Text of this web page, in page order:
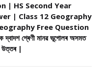
| HS Second Year
| Class 12 Geography
Geography Free Question
শ্ৰেণী মানৱ ভূগোলৰ অসমত
উত্তৰ |